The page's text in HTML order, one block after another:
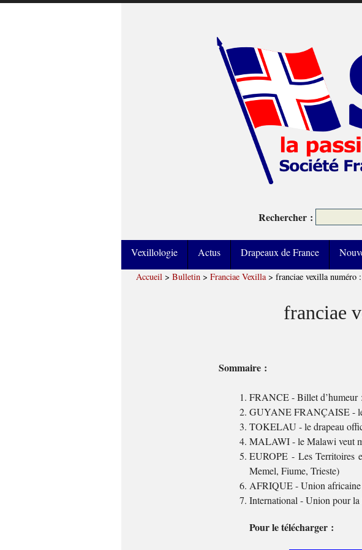
Rechercher :
Vexillologie Actus Drapeaux de France
Accueil > Bulletin > Franciae Vexilla> franciae vexilla numéro
franciae
Sommaire :
FRANCE - Billet d’humeur
GUYANE FRANÇAISE - le
TOKELAU - le drapeau
MALAWI - le Malawi veut
EUROPE - Les Territoires
Memel, Fiume, Trieste)
AFRIQUE - Union africaine
International - Union pour la
Pour le télécharger :